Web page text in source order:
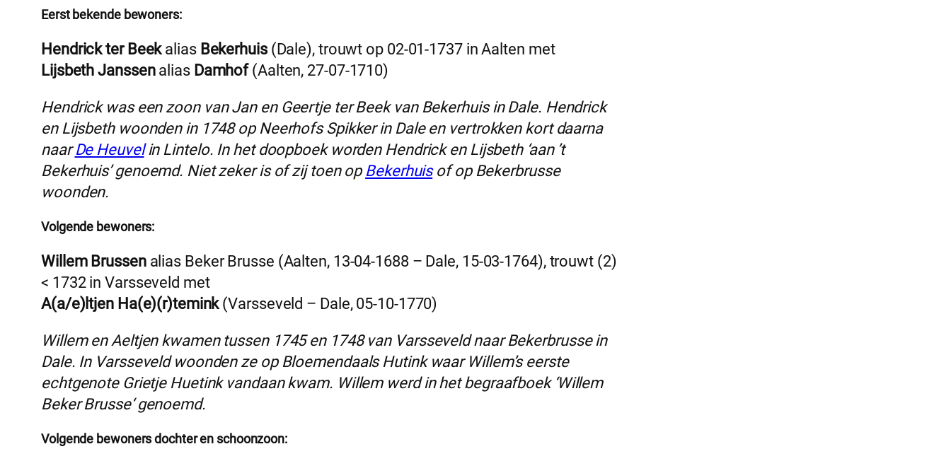
Eerst bekende bewoners:
Hendrick ter Beekalias Bekerhuis(Dale), trouwt op 02-01-1737 in Aalten met
Lijsbeth Janssenalias Damhof(Aalten, 27-07-1710)
Hendrick was een zoon van Jan en Geertje ter Beek van Bekerhuis in Dale. Hendrick
en Lijsbeth woonden in 1748 op Neerhofs Spikker in Dale en vertrokken kort daarna
naarDe Heuvelin Lintelo. In het doopboek worden Hendrick en Lijsbeth ‘aan ’t
Bekerhuis’ genoemd. Niet zeker is of zij toen op Bekerhuisof op Bekerbrusse
woonden.
Volgende bewoners:
Willem Brussenalias Beker Brusse (Aalten, 13-04-1688 – Dale, 15-03-1764), trouwt (2)
< 1732 in Varsseveld met
A(a/e)ltjen Ha(e)(r)temink(Varsseveld – Dale, 05-10-1770)
Willem en Aeltjen kwamen tussen 1745 en 1748 van Varsseveld naar Bekerbrusse in
Dale. In Varsseveld woonden ze op Bloemendaals Hutink waar Willem’s eerste
echtgenote Grietje Huetink vandaan kwam. Willem werd in het begraafboek ‘Willem
Beker Brusse‘ genoemd.
Volgende bewoners dochter en schoonzoon: